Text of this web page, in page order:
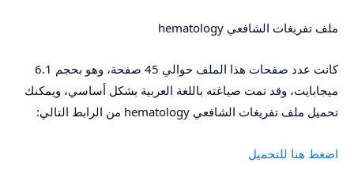
ملف تفريغات الشافعي hematology
كانت عدد صفحات هذا الملف حوالي 45 صفحة، وهو بحجم 6.1
ميجابايت، وقد تمت صياغته باللغة العربية بشكل أساسي، ويمكنك
تحميل ملف تفريغات الشافعي hematology من الرابط التالي:
اضغط هنا للتحميل